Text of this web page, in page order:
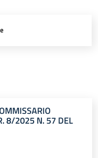
8/2025 N. 57 DEL